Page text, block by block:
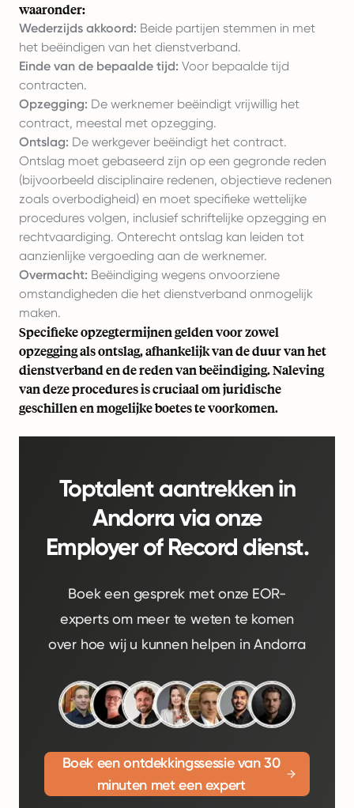
waaronder:
Wederzijds akkoord: Beide partijen stemmen in met
het beëindigen van het dienstverband.
Einde van de bepaalde tijd: Voor bepaalde tijd
contracten.
Opzegging: De werknemer beëindigt vrijwillig het
contract, meestal met opzegging.
Ontslag: De werkgever beëindigt het contract.
Ontslag moet gebaseerd zijn op een gegronde reden
(bijvoorbeeld disciplinaire redenen, objectieve redenen
zoals overbodigheid) en moet specifieke wettelijke
procedures volgen, inclusief schriftelijke opzegging en
rechtvaardiging. Onterecht ontslag kan leiden tot
aanzienlijke vergoeding aan de werknemer.
Overmacht: Beëindiging wegens onvoorziene
omstandigheden die het dienstverband onmogelijk
maken.
Specifieke opzegtermijnen gelden voor zowel
opzegging als ontslag, afhankelijk van de duur van het
dienstverband en de reden van beëindiging. Naleving
van deze procedures is cruciaal om juridische
geschillen en mogelijke boetes te voorkomen.
Toptalent aantrekken in
Andorra via onze
Employer of Record dienst.
Boek een gesprek met onze EOR-
experts om meer te weten te komen
over hoe wij u kunnen helpen in Andorra
Boek een ontdekkingssessie van 30
minuten met een expert